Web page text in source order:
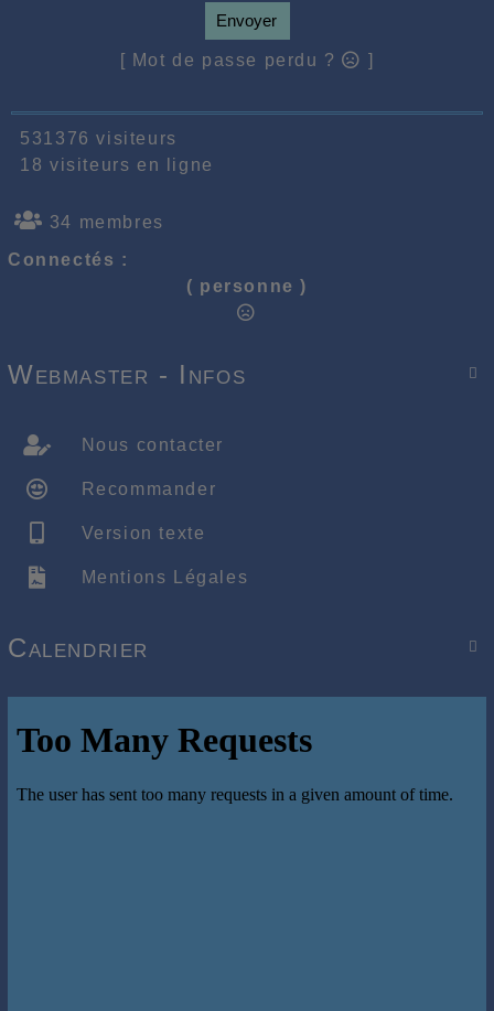
Envoyer
[ Mot de passe perdu ? ]
531376 visiteurs
18 visiteurs en ligne
34 membres
Connectés :
( personne )

Webmaster - Infos
Nous contacter
Recommander
Version texte
Mentions Légales

Calendrier